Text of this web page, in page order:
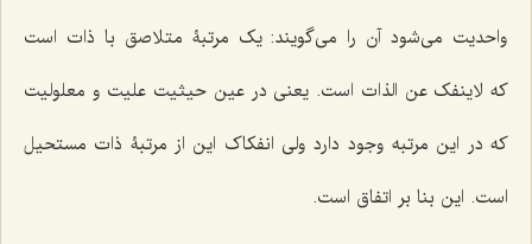
واحدیت مى‌شود آن را مى‌گویند: یک مرتبۀ متلاصق با ذات است
که لاینفک عن الذات است. یعنى در عین حیثیت علیت و معلولیت
که در این مرتبه وجود دارد ولی انفکاک این از مرتبۀ ذات مستحیل
است. این بنا بر اتفاق است.